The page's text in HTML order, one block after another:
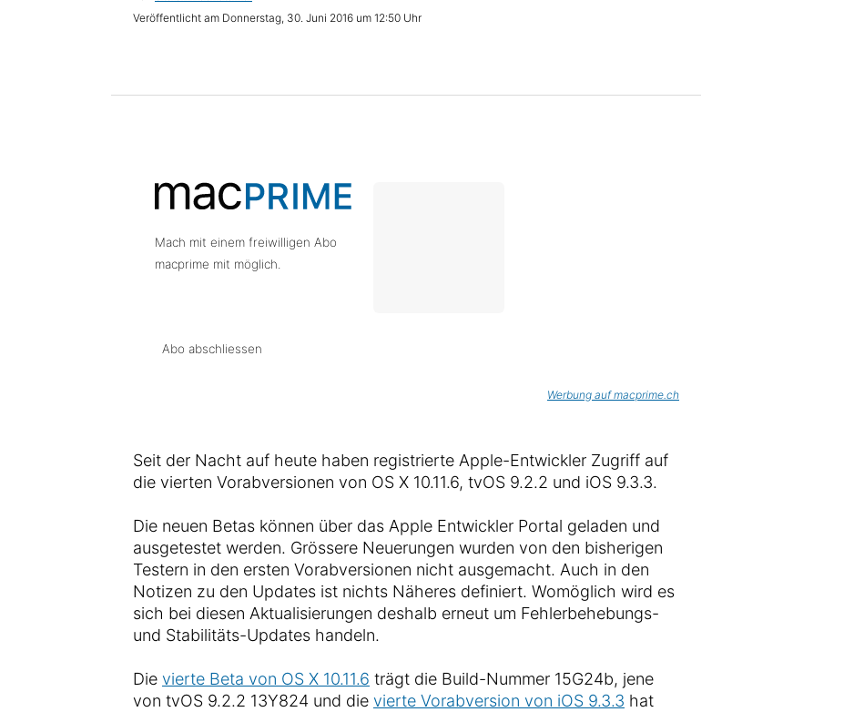
Donnerstag, 30. Juni 2016 um 12:50 Uhr
Mach mit einem freiwilligen Abo
macprime mit möglich.
Abo abschliessen
Werbung auf macprime.ch
Seit der Nacht auf heute haben registrierte Apple-Entwickler Zugriff auf
die vierten Vorabversionen von OS X 10.11.6, tvOS 9.2.2 und iOS 9.3.3.
Die neuen Betas können über das Apple Entwickler Portal geladen und
ausgetestet werden. Grössere Neuerungen wurden von den bisherigen
Testern in den ersten Vorabversionen nicht ausgemacht. Auch in den
Notizen zu den Updates ist nichts Näheres definiert. Womöglich wird es
sich bei diesen Aktualisierungen deshalb erneut um Fehlerbehebungs-
und Stabilitäts-Updates handeln.
Die vierte Beta von OS X 10.11.6 trägt die Build-Nummer 15G24b, jene
von tvOS 9.2.2 13Y824 und die vierte Vorabversion von iOS 9.3.3 hat